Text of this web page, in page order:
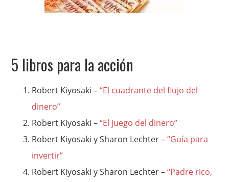
5 libros para la acción
Robert Kiyosaki –“El cuadrante del flujo del
dinero”
Robert Kiyosaki –“El juego del dinero”
Robert Kiyosaki y Sharon Lechter –“Guía para
invertir”
Robert Kiyosaki y Sharon Lechter –“Padre rico,